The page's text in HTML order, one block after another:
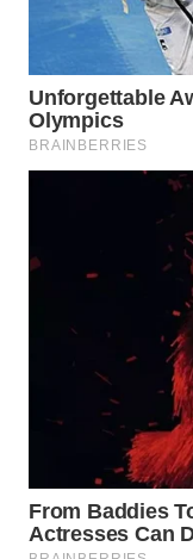
TAPANULI
UTARA
WN
SAMOSIR
SUMEDANG
CIANJUR
WN
KEPULAUAN
SERIBU